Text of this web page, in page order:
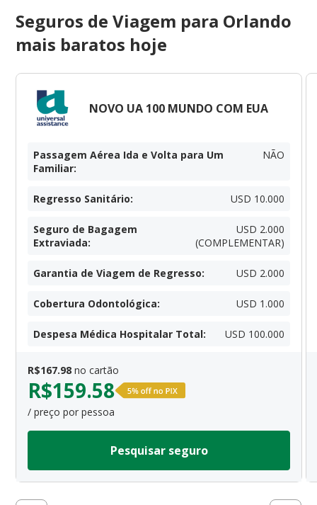
Seguros de Viagem para Orlando
mais baratos hoje
NOVO UA 100 MUNDO COM EUA
Passagem Aérea Ida e Volta para Um
Familiar:
NÃO
Regresso Sanitário: USD 10.000
Seguro de Bagagem
Extraviada:
USD 2.000
(COMPLEMENTAR)
Garantia de Viagem de Regresso: USD 2.000
Cobertura Odontológica: USD 1.000
Despesa Médica Hospitalar Total: USD 100.000
R$167.98 no cartão
R$159.58
/ preço por pessoa
Pesquisar seguro